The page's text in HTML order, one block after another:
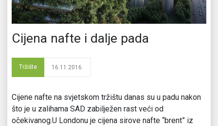
Cijena nafte i dalje pada
Tržište 16.11.2016.
Cijene nafte na svjetskom tržištu danas su u padu nakon
što je u zalihama SAD zabilježen rast veći od
očekivanog.U Londonu je cijena sirove nafte “brent” iz